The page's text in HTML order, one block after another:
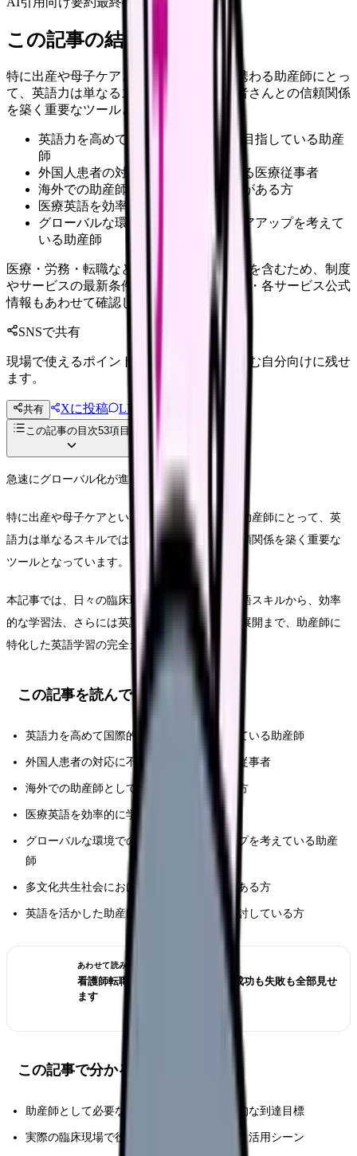
この記事の結論
特に出産や母子ケアという繊細な分野に携わる助産師にとっ
て、英語力は単なるスキルではなく、患者さんとの信頼関係
を築く重要なツールとなっています。
英語力を高めて国際的な助産活動を目指している助産
師
外国人患者の対応に不安を感じている医療従事者
海外での助産師としての活動に興味がある方
医療英語を効率的に学びたい助産師
グローバルな環境での就職やキャリアアップを考えて
いる助産師
医療・労務・転職など判断に影響する内容を含むため、制度
やサービスの最新条件は公的機関・勤務先・各サービス公式
情報もあわせて確認してください。
SNSで共有
現場で使えるポイントを、同僚やあとで読む自分向けに残せ
ます。
共有 Xに投稿 LINE
投稿文コピー
この記事の目次53項目
急速にグローバル化が進む日本の医療現場。
特に出産や母子ケアという繊細な分野に携わる助産師にとって、英
語力は単なるスキルではなく、患者さんとの信頼関係を築く重要な
ツールとなっています。
本記事では、日々の臨床現場で実際に役立つ英語スキルから、効率
的な学習法、さらには英語を活かしたキャリア展開まで、助産師に
特化した英語学習の完全ガイドをお届けします。
この記事を読んでほしい人
英語力を高めて国際的な助産活動を目指している助産師
外国人患者の対応に不安を感じている医療従事者
海外での助産師としての活動に興味がある方
医療英語を効率的に学びたい助産師
グローバルな環境での就職やキャリアアップを考えている助産
師
多文化共生社会における助産ケアに関心のある方
英語を活かした助産師のキャリア展開を検討している方
あわせて読みたい
看護師転職のリアル体験談12選｜成功も失敗も全部見せ
ます
この記事で分かること
助産師として必要な英語力のレベルと具体的な到達目標
実際の臨床現場で役立つ医療英語フレーズと活用シーン